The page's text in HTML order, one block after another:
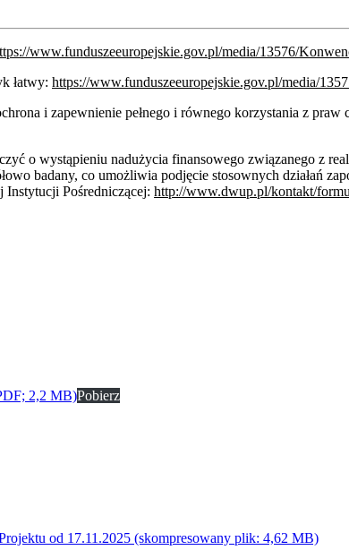
www.funduszeeuropejskie.gov.pl/media/13576/
łatwy: https://www.funduszeeuropejskie.gov.pl/media/
i zapewnienie pełnego i równego korzystania z
o wystąpieniu nadużycia finansowego związanego z
badany, co umożliwia podjęcie stosownych działań
Instytucji Pośredniczącej: http://www.dwup.pl/kontakt/
2,2 MB)Pobierz
od 17.11.2025 (skompresowany plik: 4,62 MB)